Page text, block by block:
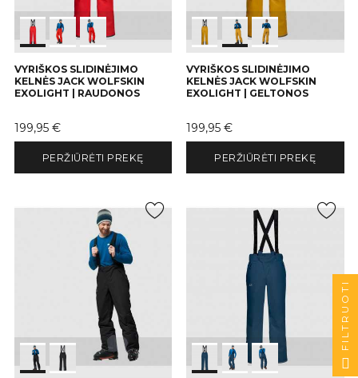
VYRIŠKOS SLIDINĖJIMO
KELNĖS JACK WOLFSKIN
EXOLIGHT | RAUDONOS
Kaina
199,95 €
PERŽIŪRĖTI PREKĘ
VYRIŠKOS SLIDINĖJIMO
KELNĖS JACK WOLFSKIN
EXOLIGHT | GELTONOS
Kaina
199,95 €
PERŽIŪRĖTI PREKĘ
FILTRUOTI